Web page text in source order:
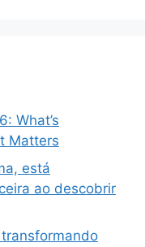
What’s
Matters
está
ao descobrir